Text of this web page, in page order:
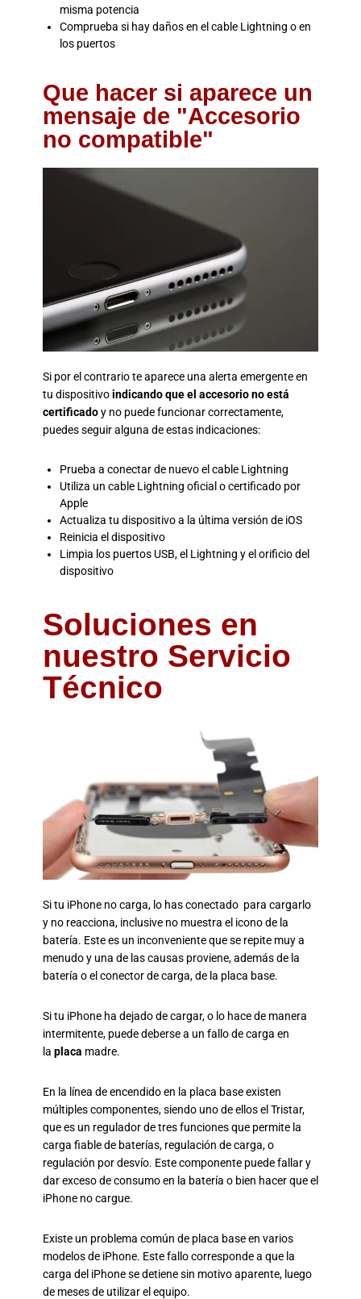
misma potencia
Comprueba si hay daños en el cable Lightning o en
los puertos
Que hacer si aparece un
mensaje de "Accesorio
no compatible"
Si por el contrario te aparece una alerta emergente en
tu dispositivoindicando que el accesorio no está
certificadoy no puede funcionar correctamente,
puedes seguir alguna de estas indicaciones:
Prueba a conectar de nuevo el cable Lightning
Utiliza un cable Lightning oficial o certificado por
Apple
Actualiza tu dispositivo a la última versión de iOS
Reinicia el dispositivo
Limpia los puertos USB, el Lightning y el orificio del
dispositivo
Soluciones en
nuestro Servicio
Técnico
Si tu iPhone no carga, lo has conectado para cargarlo
y no reacciona, inclusive no muestra el icono de la
batería. Este es un inconveniente que se repite muy a
menudo y una de las causas proviene, además de la
batería o el conector de carga, de la placa base.
Si tu iPhone ha dejado de cargar, o lo hace de manera
intermitente, puede deberse a un fallo de carga en
la placa madre.
En la línea de encendido en la placa base existen
múltiples componentes, siendo uno de ellos el Tristar,
que es un regulador de tres funciones que permite la
carga fiable de baterías, regulación de carga, o
regulación por desvío. Este componente puede fallar y
dar exceso de consumo en la batería o bien hacer que el
iPhone no cargue.
Existe un problema común de placa base en varios
modelos de iPhone. Este fallo corresponde a que la
carga del iPhone se detiene sin motivo aparente, luego
de meses de utilizar el equipo.